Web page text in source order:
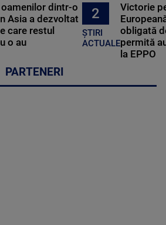
dintr-o
Asia a dezvoltat
care restul
o au
2
ȘTIRI
ACTUALE
Victorie
obligată
permită
la EPPO
PARTENERI